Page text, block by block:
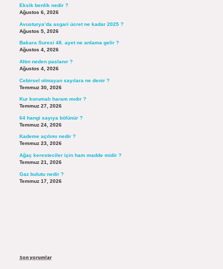
Eksik benlik nedir ?
Ağustos 6, 2026
Avusturya’da asgari ücret ne kadar 2025 ?
Ağustos 5, 2026
Bakara Suresi 48. ayet ne anlama gelir ?
Ağustos 4, 2026
Altın neden paslanır ?
Ağustos 4, 2026
Cebirsel olmayan sayılara ne denir ?
Temmuz 30, 2026
Kur korumalı haram mıdır ?
Temmuz 27, 2026
64 hangi sayıya bölünür ?
Temmuz 24, 2026
Kademe açılımı nedir ?
Temmuz 23, 2026
Ağaç keresteciler için ham madde midir ?
Temmuz 21, 2026
Gaz bulutu nedir ?
Temmuz 17, 2026
Son yorumlar